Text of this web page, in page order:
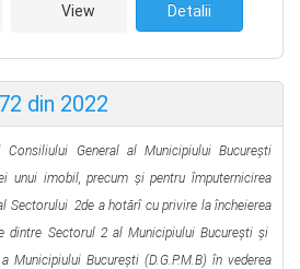
View Detalii
din 2022
Consiliului General al Municipiului București
unui imobil, precum și pentru împuternicirea
Sectorului 2de a hotărî cu privire la încheierea
dintre Sectorul 2 al Municipiului București și
Municipiului București (D.G.P.M.B) în vederea